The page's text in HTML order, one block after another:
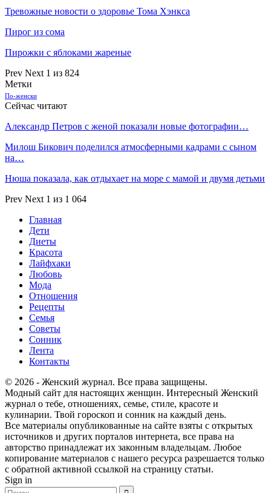
Тревожные новости о здоровье Тома Хэнкса
Пирог из сома
Пирожки с яблоками жареные
Prev Next 1 из 824
Метки
По-женски
Сейчас читают
Александр Петров с женой показали новые фотографии…
Милош Бикович поделился атмосферными кадрами с сыном
на…
Нюша показала, как отдыхает на море с мамой и двумя детьми
Prev Next 1 из 1 064
Главная
Дети
Диеты
Красота
Лайфхаки
Любовь
Мода
Отношения
Рецепты
Семья
Советы
Сонник
Лента
Контакты
© 2026 - Женский журнал. Все права защищены.
Модный сайт для настоящих женщин. Интересный Женский
журнал о тебе, отношениях, семье, стиле, красоте и
кулинарии. Твой гороскоп и сонник на каждый день.
Все материалы опубликованные на сайте взяты с открытых
источников и других порталов интернета, все права на
авторство принадлежат их законным владельцам. Любое
копирование материалов с нашего ресурса разрешается только
с обратной активной ссылкой на страницу статьи.
Sign in